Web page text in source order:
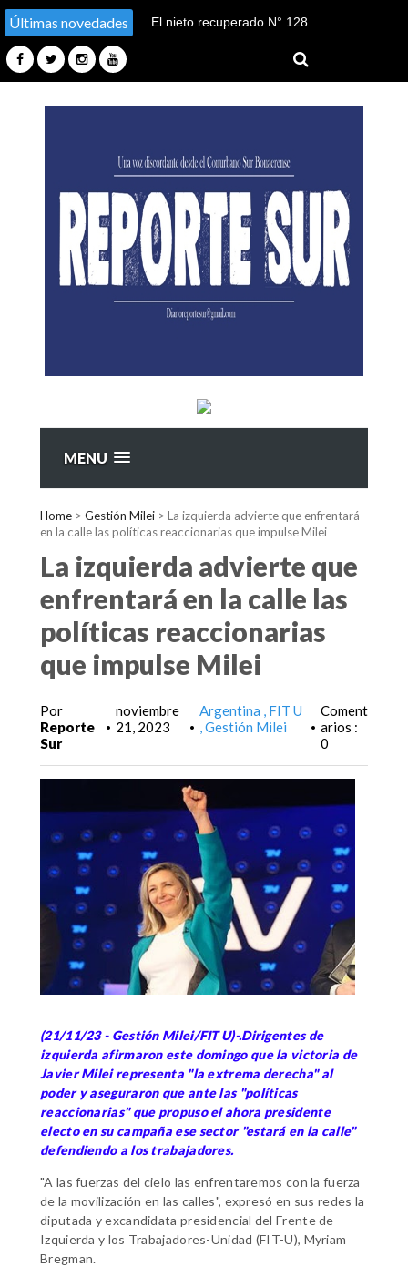
Últimas novedades
El nieto recuperado N° 128
sustracción y sustitución de
identidad en Tucumán
MENU
Home > Gestión Milei > La izquierda advierte que enfrentará
en la calle las políticas reaccionarias que impulse Milei
La izquierda advierte que
enfrentará en la calle las
políticas reaccionarias
que impulse Milei
Por
Reporte
Sur
•
noviembre
21, 2023
•
Argentina
FIT U
Gestión Milei
•
Coment
arios :
0
(21/11/23 - Gestión Milei/FIT U)-.Dirigentes de
izquierda afirmaron este domingo que la victoria de
Javier Milei representa "la extrema derecha" al
poder y aseguraron que ante las "políticas
reaccionarias" que propuso el ahora presidente
electo en su campaña ese sector "estará en la calle"
defendiendo a los trabajadores.
"A las fuerzas del cielo las enfrentaremos con la fuerza
de la movilización en las calles", expresó en sus redes la
diputada y excandidata presidencial del Frente de
Izquierda y los Trabajadores-Unidad (FIT-U), Myriam
Bregman.